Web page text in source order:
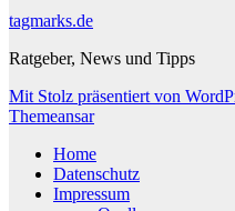
tagmarks.de
Ratgeber, News und Tipps
Mit Stolz präsentiert von
Themeansar
Home
Datenschutz
Impressum